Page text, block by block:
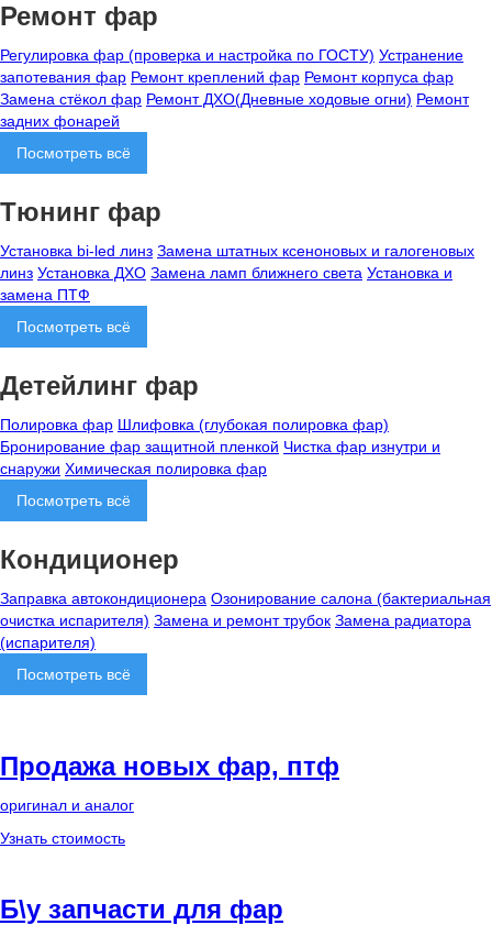
Ремонт фар
Регулировка фар (проверка и настройка по ГОСТУ) Устранение
запотевания фар Ремонт креплений фар Ремонт корпуса фар
Замена стёкол фар Ремонт ДХО(Дневные ходовые огни) Ремонт
задних фонарей
Посмотреть всё
Тюнинг фар
Установка bi-led линз Замена штатных ксеноновых и галогеновых
линз Установка ДХО Замена ламп ближнего света Установка и
замена ПТФ
Посмотреть всё
Детейлинг фар
Полировка фар Шлифовка (глубокая полировка фар)
Бронирование фар защитной пленкой Чистка фар изнутри и
снаружи Химическая полировка фар
Посмотреть всё
Кондиционер
Заправка автокондиционера Озонирование салона (бактериальная
очистка испарителя) Замена и ремонт трубок Замена радиатора
(испарителя)
Посмотреть всё
Продажа новых фар, птф
оригинал и аналог
Узнать стоимость
Б\у запчасти для фар